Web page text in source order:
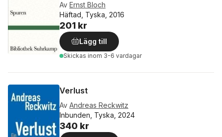
Av Ernst Bloch
Häftad, Tyska, 2016
201 kr
Lägg till
Skickas inom 3-6 vardagar
Verlust
Av Andreas Reckwitz
Inbunden, Tyska, 2024
340 kr